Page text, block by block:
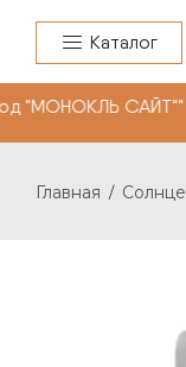
Каталог
Главная /